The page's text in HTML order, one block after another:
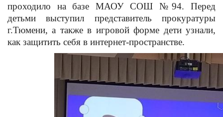
проходило на базе МАОУ СОШ №94. Перед
детьми выступил представитель прокуратуры
г.Тюмени, а также в игровой форме дети узнали,
как защитить себя в интернет-пространстве.